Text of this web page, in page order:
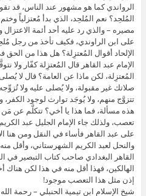
الرواندي كما هو مشهور عند الناس، قد
المُلحِد؟ نعم المُلحِد، الذي بدأ مُعتزلياً
مصيره – والذي رد عليه أحد أئمة الاعتزال
على ابن الراوندي، فكيف تأخذ من رجل
الإلحاد أقوال المُعتزِلة؟ هل هذا من
الإمام عبد القاهر قال المُعتزِلة كفّار
المُعتزِلة، لكن ماذا عن العامة؟ قال لا
صلاتك غير مقبولة، ولا يُصلى عليه ولا
تتزوَّج منهم، ولا يُوجَد توارث لوجود
هذه مسألة، فما هذا يا أخي؟ تتكلَّم عن
تعصب، ولذلك جاء الإمام الجليل عبد
على عبد القاهر فأساء في النقل ومن هنا
والنحل لعبد الكريم الشهرستاني، وأقل
القاهر البغدادي صاحب كتاب التبصير في
الهالكين، فهذا أقل منه في هذا لكن هناك
إذن مثل هذا التعصب موجود!
شيخ الإسلام ابن تيمية الحنبلي – رحمة